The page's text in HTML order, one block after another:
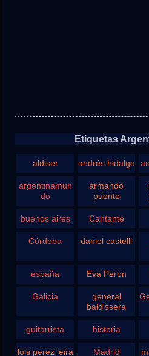
Etiquetas
aldiser andrés hidalgo
argentinamun
do
armando
puente
buenos aires Cantante
Córdoba daniel castelli
españa Eva Perón
Galicia
general
baldissera
guitarrista historia
lois perez leira Madrid